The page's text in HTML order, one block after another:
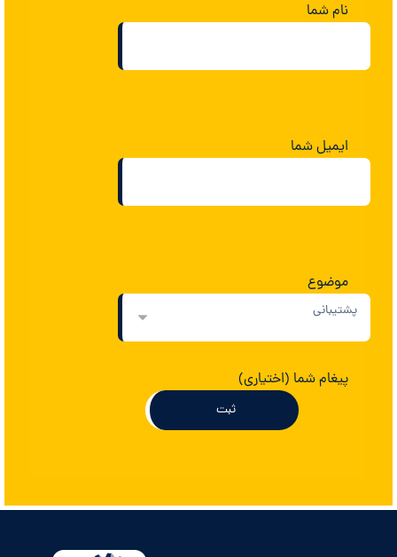
نام شما
ایمیل شما
موضوع
پیغام شما (اختیاری)
ثبت